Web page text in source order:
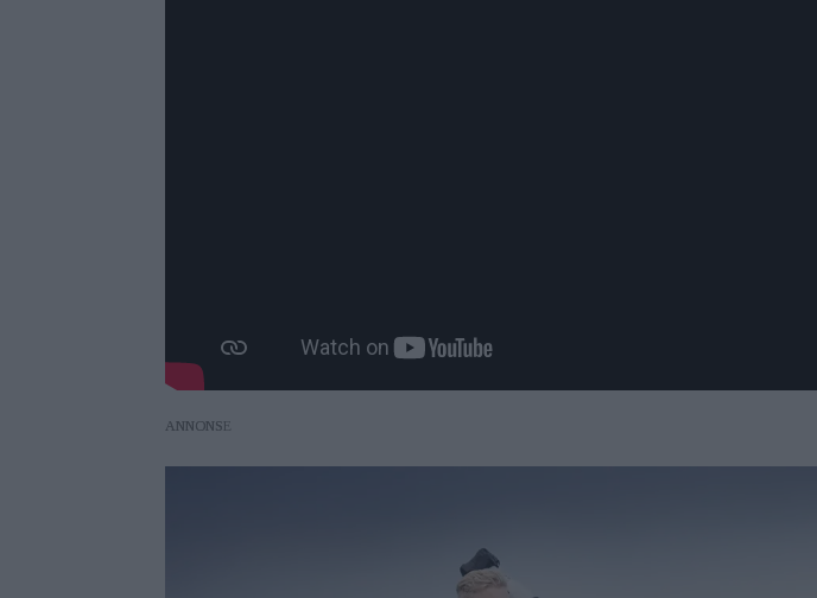
ANNONS